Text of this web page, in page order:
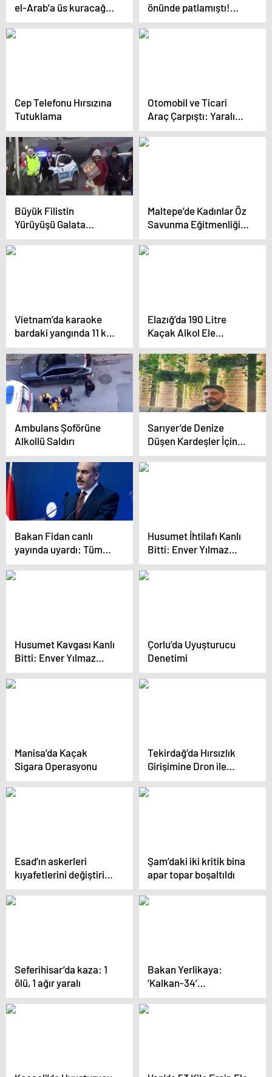
el-Arab’a üs kuracağı
iddiası ile ilgili son
noktayı koydu
önünde patlamıştı!
Tesla’da ölen asker
patlamadan önce
Cep Telefonu Hırsızına
Tutuklama
Otomobil ve Ticari
Araç Çarpıştı: Yaralı
Var
Büyük Filistin
Yürüyüşü Galata
Köprüsü’nde
Gerçekleşti
Maltepe’de Kadınlar Öz
Savunma Eğitmenliği
İçin Eğitim Alıyor
Vietnam’da karaoke
bardaki yangında 11 kişi
hayatını kaybetti
Elazığ’da 190 Litre
Kaçak Alkol Ele
Geçirildi
Ambulans Şoförüne
Alkollü Saldırı
Sarıyer’de Denize
Düşen Kardeşler İçin
Çanakkale’de Arama
Çalışmaları Başlatıldı
Bakan Fidan canlı
yayında uyardı: Tüm
terör unsurları Suriye’yi
terk etmeli
Husumet İhtilafı Kanlı
Bitti: Enver Yılmaz
Öldürüldü
Husumet Kavgası Kanlı
Bitti: Enver Yılmaz
Öldürüldü
Çorlu’da Uyuşturucu
Denetimi
Manisa’da Kaçak
Sigara Operasyonu
Tekirdağ’da Hırsızlık
Girişimine Dron ile
Müdahale
Esad’ın askerleri
kıyafetlerini değiştirip
Şam’dan kaçtılar
Şam’daki iki kritik bina
apar topar boşaltıldı
Seferihisar’da kaza: 1
ölü, 1 ağır yaralı
Bakan Yerlikaya:
‘Kalkan-34’
operasyonlarında 904
düzensiz göçmen